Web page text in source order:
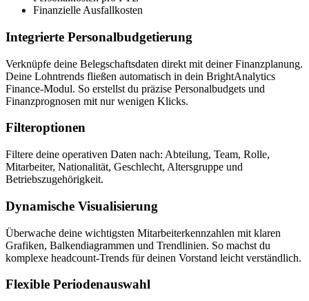
Finanzielle Ausfallkosten
Integrierte Personalbudgetierung
Verknüpfe deine Belegschaftsdaten direkt mit deiner Finanzplanung.
Deine Lohntrends fließen automatisch in dein BrightAnalytics
Finance-Modul. So erstellst du präzise Personalbudgets und
Finanzprognosen mit nur wenigen Klicks.
Filteroptionen
Filtere deine operativen Daten nach: Abteilung, Team, Rolle,
Mitarbeiter, Nationalität, Geschlecht, Altersgruppe und
Betriebszugehörigkeit.
Dynamische Visualisierung
Überwache deine wichtigsten Mitarbeiterkennzahlen mit klaren
Grafiken, Balkendiagrammen und Trendlinien. So machst du
komplexe headcount-Trends für deinen Vorstand leicht verständlich.
Flexible Periodenauswahl